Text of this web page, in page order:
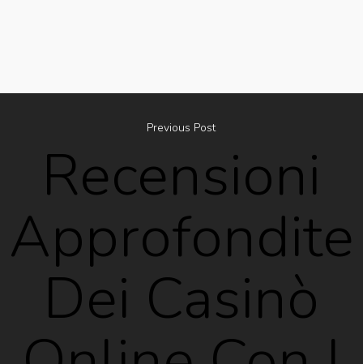
Previous Post
Recensioni
Approfondite
Dei Casinò